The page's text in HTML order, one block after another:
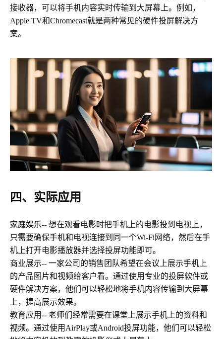
接收器，可以将手机内容实时传输到大屏幕上。例如，
Apple TV和Chromecast就是两种常见的硬件投屏解决方
案。
四、实际应用
家庭娱乐-- 想在观看电影时把手机上的电影投到电视上，
只需要确保手机和电视连接到同一个Wi-Fi网络，然后在手
机上打开电影播放器并选择投屏功能即可。
商业展示-- 一家公司的销售团队希望在会议上展示手机上
的产品图片和视频给客户看。通过使用专业的投屏软件或
硬件解决方案，他们可以轻松地将手机内容传输到大屏幕
上，提高展示效果。
教育应用-- 老师们经常需要在课堂上展示手机上的资料和
视频。通过使用AirPlay或Android投屏功能，他们可以轻松